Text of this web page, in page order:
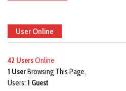
User Online
42 UsersOnline
1 UserBrowsing This Page.
Users: 1 Guest